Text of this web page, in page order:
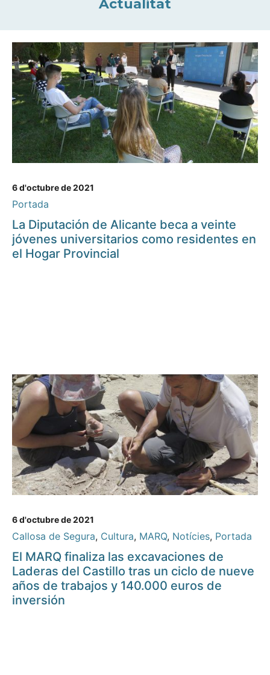
Actualitat
6 d'octubre de 2021
Portada
La Diputación de Alicante beca a veinte
jóvenes universitarios como residentes en
el Hogar Provincial
6 d'octubre de 2021
Callosa de Segura, Cultura, MARQ, Notícies, Portada
El MARQ finaliza las excavaciones de
Laderas del Castillo tras un ciclo de nueve
años de trabajos y 140.000 euros de
inversión